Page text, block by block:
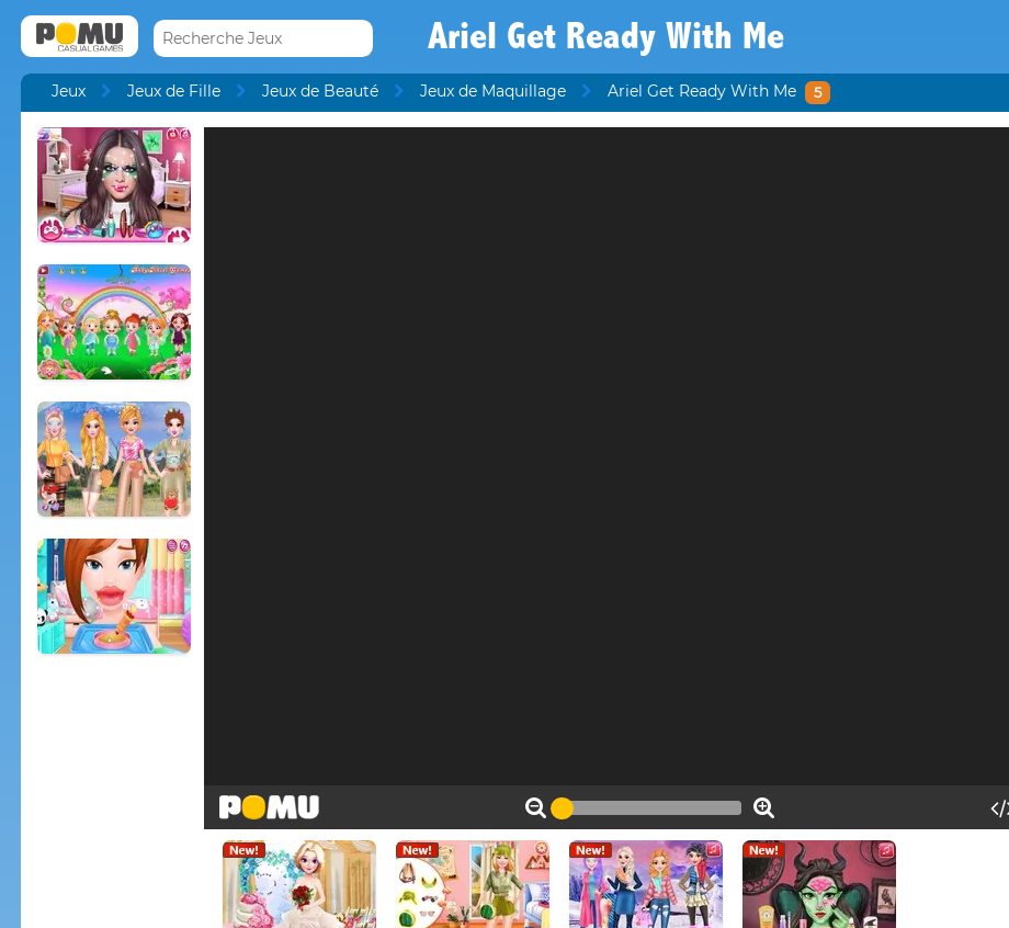
Ariel Get Ready With Me
Jeux Jeux de Fille Jeux de Beauté Jeux de Maquillage Ariel Get Ready With Me 5